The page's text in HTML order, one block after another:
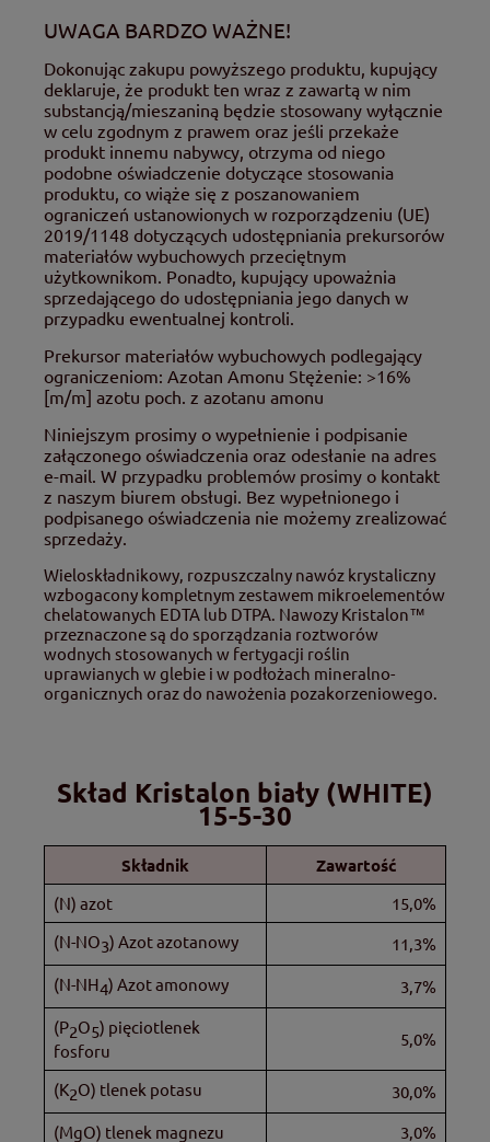
UWAGA BARDZO WAŻNE!
Dokonując zakupu powyższego produktu, kupujący
deklaruje, że produkt ten wraz z zawartą w nim
substancją/mieszaniną będzie stosowany wyłącznie
w celu zgodnym z prawem oraz jeśli przekaże
produkt innemu nabywcy, otrzyma od niego
podobne oświadczenie dotyczące stosowania
produktu, co wiąże się z poszanowaniem
ograniczeń ustanowionych w rozporządzeniu (UE)
2019/1148 dotyczących udostępniania prekursorów
materiałów wybuchowych przeciętnym
użytkownikom. Ponadto, kupujący upoważnia
sprzedającego do udostępniania jego danych w
przypadku ewentualnej kontroli.
Prekursor materiałów wybuchowych podlegający
ograniczeniom: Azotan Amonu Stężenie: >16%
[m/m] azotu poch. z azotanu amonu
Niniejszym prosimy o wypełnienie i podpisanie
załączonego oświadczenia oraz odesłanie na adres
e-mail. W przypadku problemów prosimy o kontakt
z naszym biurem obsługi. Bez wypełnionego i
podpisanego oświadczenia nie możemy zrealizować
sprzedaży.
Wieloskładnikowy, rozpuszczalny nawóz krystaliczny
wzbogacony kompletnym zestawem mikroelementów
chelatowanych EDTA lub DTPA. Nawozy Kristalon™
przeznaczone są do sporządzania roztworów
wodnych stosowanych w fertygacji roślin
uprawianych w glebie i w podłożach mineralno-
organicznych oraz do nawożenia pozakorzeniowego.
Skład Kristalon biały (WHITE)
15-5-30
Składnik Zawartość
(N) azot
15,0%
(N-NO3) Azot azotanowy
11,3%
(N-NH4) Azot amonowy
3,7%
(P2O5) pięciotlenek
fosforu
5,0%
(K2O) tlenek potasu
30,0%
(MgO) tlenek magnezu
3,0%